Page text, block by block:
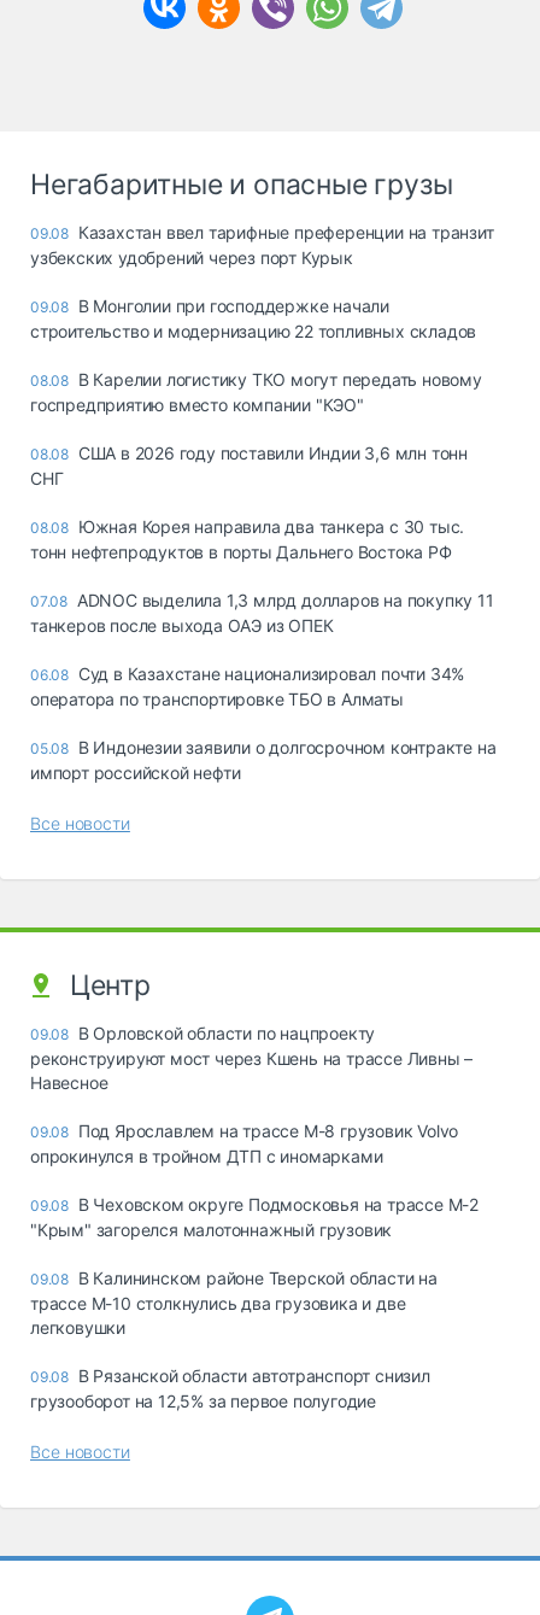
Негабаритные и опасные грузы
09.08 Казахстан ввел тарифные преференции на транзит
узбекских удобрений через порт Курык
09.08 В Монголии при господдержке начали
строительство и модернизацию 22 топливных складов
08.08 В Карелии логистику ТКО могут передать новому
госпредприятию вместо компании "КЭО"
08.08 США в 2026 году поставили Индии 3,6 млн тонн
СНГ
08.08 Южная Корея направила два танкера с 30 тыс.
тонн нефтепродуктов в порты Дальнего Востока РФ
07.08 ADNOC выделила 1,3 млрд долларов на покупку 11
танкеров после выхода ОАЭ из ОПЕК
06.08 Суд в Казахстане национализировал почти 34%
оператора по транспортировке ТБО в Алматы
05.08 В Индонезии заявили о долгосрочном контракте на
импорт российской нефти
Все новости
Центр
09.08 В Орловской области по нацпроекту
реконструируют мост через Кшень на трассе Ливны –
Навесное
09.08 Под Ярославлем на трассе М-8 грузовик Volvo
опрокинулся в тройном ДТП с иномарками
09.08 В Чеховском округе Подмосковья на трассе М-2
"Крым" загорелся малотоннажный грузовик
09.08 В Калининском районе Тверской области на
трассе М-10 столкнулись два грузовика и две
легковушки
09.08 В Рязанской области автотранспорт снизил
грузооборот на 12,5% за первое полугодие
Все новости